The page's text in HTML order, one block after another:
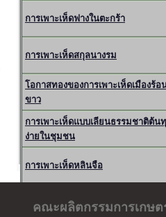
การเพาะเห็ดฟางในตะกร้า
การเพาะเห็ดสกุลนางรม
โอกาสทองของการเพาะเห็ดเมืองร้
ขาว
การเพาะเห็ดแบบเลียนธรรมชาติต้
ง่ายในชุมชน
การเพาะเห็ดหลินจือ
การเพาะเห็ดหอม
คณะผลิตกรรมการเกษต